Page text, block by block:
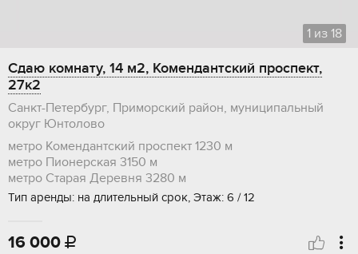
1 из 18
Сдаю комнату, 14 м2, Комендантский проспект,
27к2
Санкт-Петербург, Приморский район, муниципальный
округ Юнтолово
метро Комендантский проспект 1230 м
метро Пионерская 3150 м
метро Старая Деревня 3280 м
Тип аренды: на длительный срок, Этаж: 6 / 12
16 000 